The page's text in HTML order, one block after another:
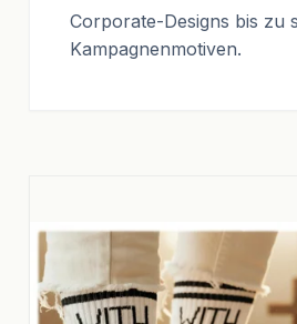
Corporate-Designs bis zu
Kampagnenmotiven.